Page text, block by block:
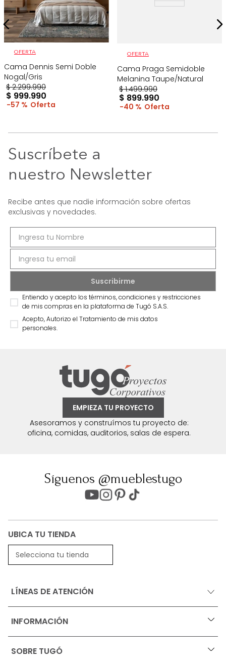
OFERTA
Cama Dennis Semi Doble
Nogal/Gris
$ 2.299.990
$ 999.990
57 %
OFERTA
Cama Praga Semidoble
Melanina Taupe/Natural
$ 1.499.990
$ 899.990
40 %
Suscríbete a
nuestro Newsletter
Recibe antes que nadie información sobre ofertas
exclusivas y novedades.
Entiendo y acepto los términos, condiciones y restricciones
de mis compras en la plataforma de Tugó S.A.S.
Acepto, Autorizo el Tratamiento de mis datos
personales.
EMPIEZA TU PROYECTO
Asesoramos y construímos tu proyecto de:
oficina, comidas, auditorios, salas de espera.
Síguenos @mueblestugo
UBICA TU TIENDA
Selecciona tu tienda
LÍNEAS DE ATENCIÓN
INFORMACIÓN +
Ofertas vigentes
SOBRE TUGÓ +